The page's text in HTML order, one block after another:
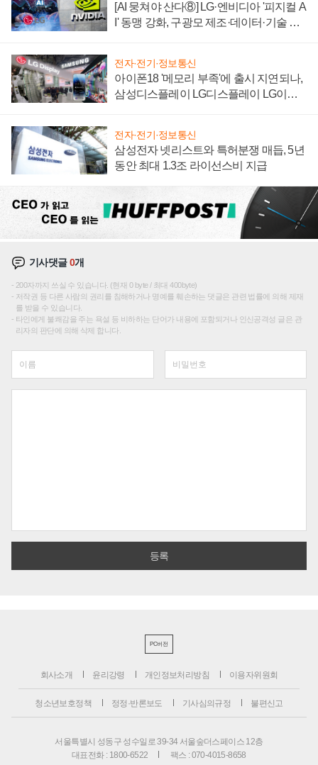
[AI 뭉쳐야 산다⑧] LG·엔비디아 '피지컬 A
I' 동맹 강화, 구광모 제조·데이터·기술 결
전자·전기·정보통신
아이폰18 '메모리 부족'에 출시 지연되나,
삼성디스플레이 LG디스플레이 LG이노
전자·전기·정보통신
삼성전자 넷리스트와 특허분쟁 매듭, 5년
동안 최대 1.3조 라이선스비 지급
기사댓글0개
200자까지 쓰실 수 있습니다. (현재 0 byte / 최대 400byte)
저작권 등 다른 사람의 권리를 침해하거나 명예를 훼손하는 댓글은 관련 법률에 의해 제재
를 받을 수 있습니다.
타인에게 불쾌감을 주는 욕설 등 비하하는 단어가 내용에 포함되거나 인신공격성 글은 관
리자의 판단에 의해 삭제 합니다.
PC버전
회사소개 윤리강령 개인정보처리방침 이용자위원회
청소년보호정책 정정·반론보도 기사심의규정 불편신고
서울특별시 성동구 성수일로 39-34 서울숲더스페이스 12층
대표전화 : 1800-6522
팩스 : 070-4015-8658